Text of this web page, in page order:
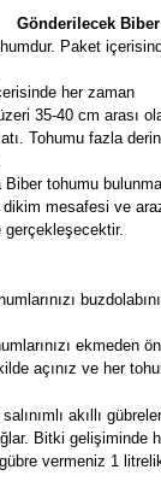
Gönderilecek
Paket
her zaman
35-40 cm arası
Tohumu fazla
tohumu
mesafesi ve
gerçekleşecektir.
açınız ve her
akıllı
Bitki
vermeniz 1